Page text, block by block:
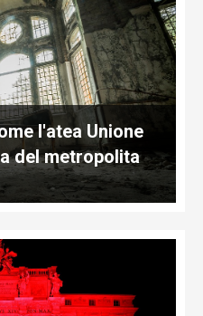
l'atea Unione
del metropolita